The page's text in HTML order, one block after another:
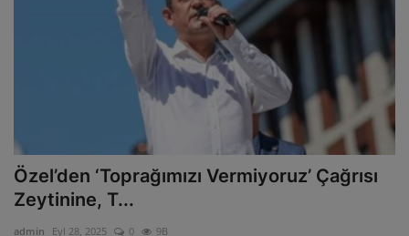
Özel’den ‘Toprağımızı Vermiyoruz’ Çağrısı
Zeytinine, T...
admin Eyl 28, 2025 0 9B